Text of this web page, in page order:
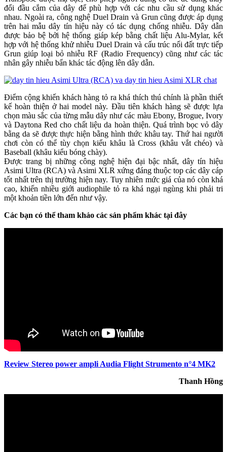
đổi đầu cắm của dây để phù hợp với các nhu cầu sử dụng khác
nhau. Ngoài ra, công nghệ Duel Drain và Grun cũng được áp dụng
trên hai mẫu dây tín hiệu này có tác dụng chống nhiễu. Dây dẫn
được bảo bệ bởi hệ thống giáp kép bằng chất liệu Alu-Mylar, kết
hợp với hệ thống khử nhiễu Duel Drain và cấu trúc nối đất trực tiếp
Grun giúp loại bỏ nhiễu RF (Radio Frequency) cũng như các tác
nhân gây nhiễu bẩn khác tác động lên dây dẫn.
Điểm cộng khiến khách hàng tỏ ra khá thích thú chính là phần thiết
kế hoàn thiện ở hai model này. Đầu tiên khách hàng sẽ được lựa
chọn màu sắc của từng mẫu dây như các màu Ebony, Brogue, Ivory
và Daytona Red cho chất liệu da hoàn thiện. Quá trình bọc vỏ dây
bằng da sẽ được thực hiện bằng hình thức khâu tay. Thứ hai người
chơi còn có thể tùy chọn kiểu khâu là Cross (khâu vắt chéo) và
Baseball (khâu kiểu bóng chày).
Được trang bị những công nghệ hiện đại bậc nhất, dây tín hiệu
Asimi Ultra (RCA) và Asimi XLR xứng đáng thuộc top các dây cáp
tốt nhất trên thị trường hiện nay. Tuy nhiên mức giá của nó còn khá
cao, khiến nhiều giới audiophile tỏ ra khá ngại ngùng khi phải tri
một khoản tiền lớn đến như vậy.
Các bạn có thể tham khảo các sản phẩm khác tại đây
Review Stereo power ampli Audia Flight Strumento n°4 MK2
Thanh Hồng